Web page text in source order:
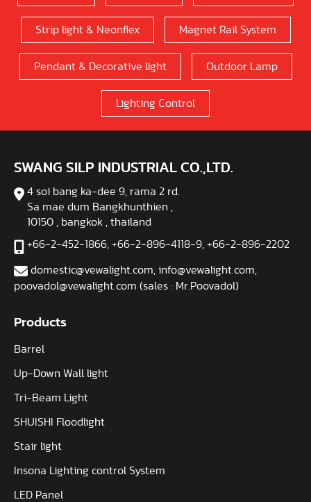
Strip light & Neonflex Magnet Rail System
Pendant & Decorative light Outdoor Lamp
Lighting Control
SWANG SILP INDUSTRIAL CO.,LTD.
4 soi bang ka-dee 9, rama 2 rd.
Sa mae dum Bangkhunthien ,
10150 , bangkok , thailand
+66-2-452-1866 +66-2-896-4118-9 +66-2-896-2202
domestic@vewalight.com info@vewalight.com
poovadol@vewalight.com (sales : Mr.Poovadol)
Products
Barrel
Up-Down Wall light
Tri-Beam Light
SHUISHI Floodlight
Stair light
Insona Lighting control System
LED Panel